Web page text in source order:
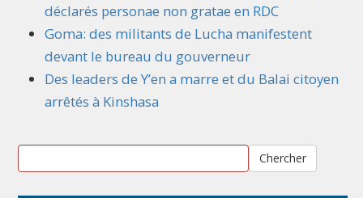
déclarés personae non gratae en RDC
Goma: des militants de Lucha manifestent
devant le bureau du gouverneur
Des leaders de Y’en a marre et du Balai citoyen
arrêtés à Kinshasa
Chercher